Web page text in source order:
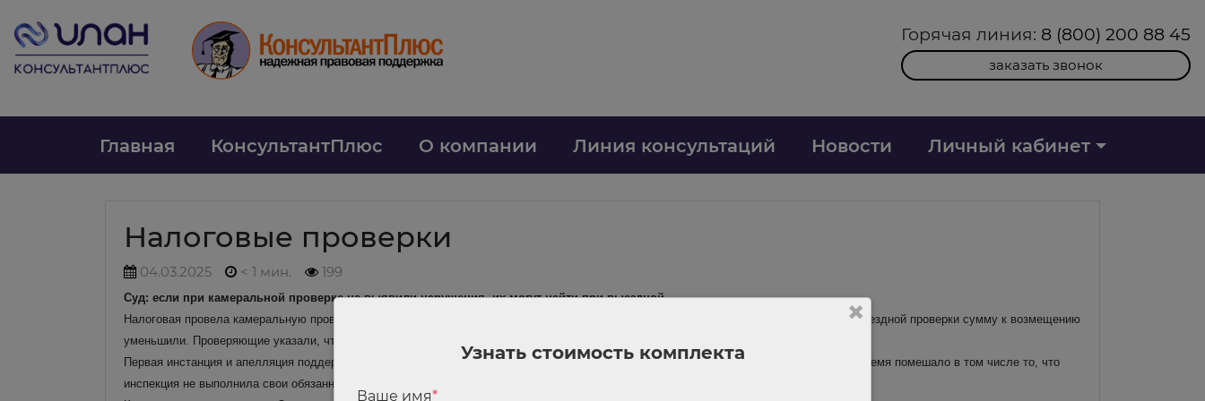
Горячая линия: 8 (800) 200 88 45
заказать звонок
Главная КонсультантПлюс О компании Линия консультаций Новости Личный кабинет
Налоговые проверки
04.03.2025 < 1 мин. 199
Суд: если при камеральной проверке не выявили нарушения, их могут найти при выездной
Налоговая провела камеральную проверку декларации по НДС, в которой заявлены вычеты. Налог возместили частично. По итогам выездной проверки сумму к возмещению
уменьшили. Проверяющие указали, что вычет заявлен вне 3-летнего срока. Организация обратилась в суд.
Первая инстанция и апелляция поддержали налогоплательщика. НДС можно возместить позже 3-летнего срока, если сделать это вовремя помешало в том числе то, что
инспекция не выполнила свои обязанности.
Узнать стоимость комплекта
Ваше имя*